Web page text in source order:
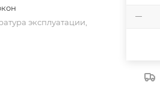
эксплуатации,